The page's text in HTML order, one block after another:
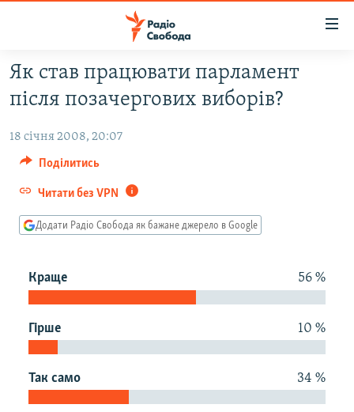
Перейти
до
основного
Перейти
навігації
Перейти
РАДІО СВОБОДА – 70 РОКІВ
СТАТТІ
ПОЛІТИКА
ЕКОНОМІКА
СУСПІЛЬСТВО
СПОРТ
СВІТ
ВІЙНА
РОСІЙСЬКА «ФІЛЬТРАЦІЯ»
ДОНБАС.РЕАЛІЇ
ТИ ЯК?
КИТАЙ.ВИКЛИКИ
МУЛЬТИМЕДІА
Як став працювати парламент
після позачергових виборів?
18 січня 2008, 20:07
Поділитись
Читати без VPN
Додати Радіо Свобода як бажане джерело в Google
Краще 56 %
Гірше 10 %
Так само 34 %